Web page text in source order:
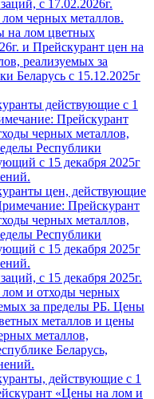
с 17.02.2026г.
черных металлов.
на лом цветных
и Прейскурант цен на
реализуемых за
Беларусь с 15.12.2025г
действующие с 1
Прейскурант
черных металлов,
Республики
с 15 декабря 2025г
цен, действующие
Прейскурант
черных металлов,
Республики
с 15 декабря 2025г
с 15 декабря 2025г.
и отходы черных
за пределы РБ. Цены
металлов и цены
металлов,
Беларусь,
действующие с 1
«Цены на лом и